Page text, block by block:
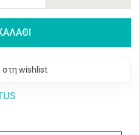
στη wishlist